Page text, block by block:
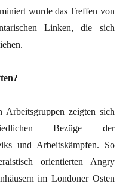
wurde das Treffen von
Linken, die sich
zeigten sich
Bezüge der
und Arbeitskämpfen. So
orientierten Angry
im Londoner Osten